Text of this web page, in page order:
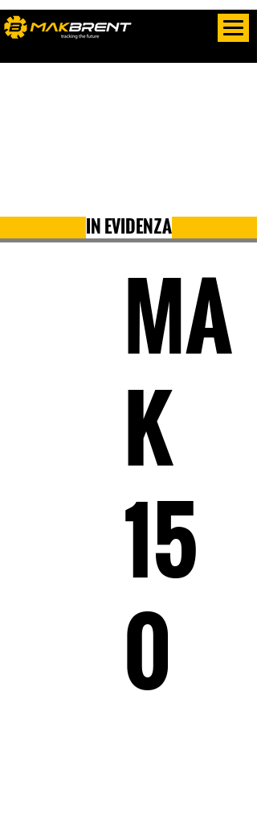
IN EVIDENZA
MA
K
15
0